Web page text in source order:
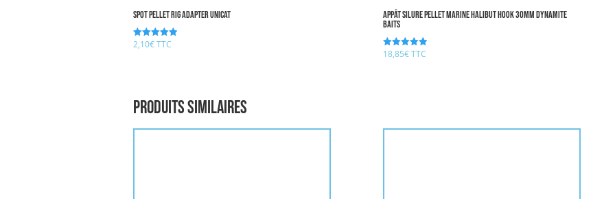
Spot pellet RIG ADAPTER UNICAT
Note
2,10€ TTC
Appât Silure PELLET MARINE HALIBUT HOOK 30MM DYNAMITE
BAITS
Note
18,85€ TTC
Produits similaires